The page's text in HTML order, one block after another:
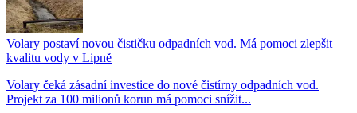
Volary postaví novou čističku odpadních vod. Má pomoci zlepšit
kvalitu vody v Lipně
Volary čeká zásadní investice do nové čistírny odpadních vod.
Projekt za 100 milionů korun má pomoci snížit...